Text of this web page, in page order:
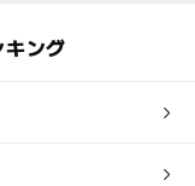
ング